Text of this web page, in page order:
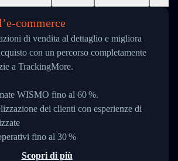
di vendita al dettaglio e migliora
con un percorso completamente
a TrackingMore.
WISMO fino al 60 %.
dei clienti con esperienze di
fino al 30 %
Scopri di più